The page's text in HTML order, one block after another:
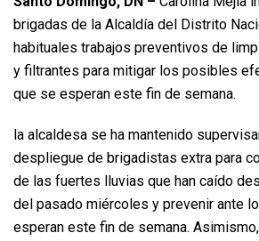
brigadas de la Alcaldía del Distrito
habituales trabajos preventivos de
y filtrantes para mitigar los posibles
que se esperan este fin de semana.
la alcaldesa se ha mantenido
despliegue de brigadistas extra para
de las fuertes lluvias que han caído
del pasado miércoles y prevenir ante
esperan este fin de semana.